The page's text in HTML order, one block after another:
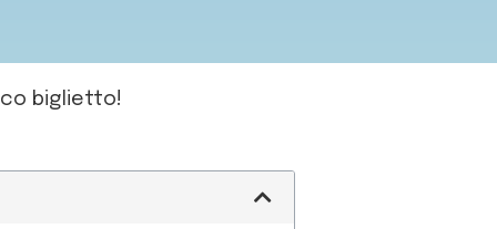
biglietto!